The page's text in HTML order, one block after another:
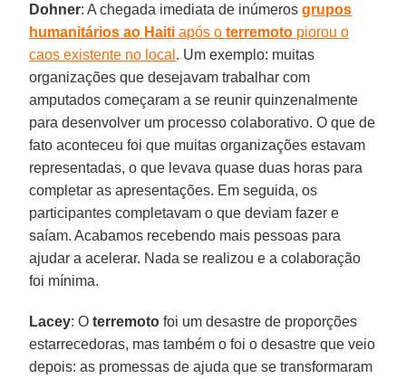
Dohner: A chegada imediata de inúmerosgrupos
humanitários ao Haiti após oterremoto piorou o
caos existente no local . Um exemplo: muitas
organizações que desejavam trabalhar com
amputados começaram a se reunir quinzenalmente
para desenvolver um processo colaborativo. O que de
fato aconteceu foi que muitas organizações estavam
representadas, o que levava quase duas horas para
completar as apresentações. Em seguida, os
participantes completavam o que deviam fazer e
saíam. Acabamos recebendo mais pessoas para
ajudar a acelerar. Nada se realizou e a colaboração
foi mínima.
Lacey: Oterremoto foi um desastre de proporções
estarrecedoras, mas também o foi o desastre que veio
depois: as promessas de ajuda que se transformaram